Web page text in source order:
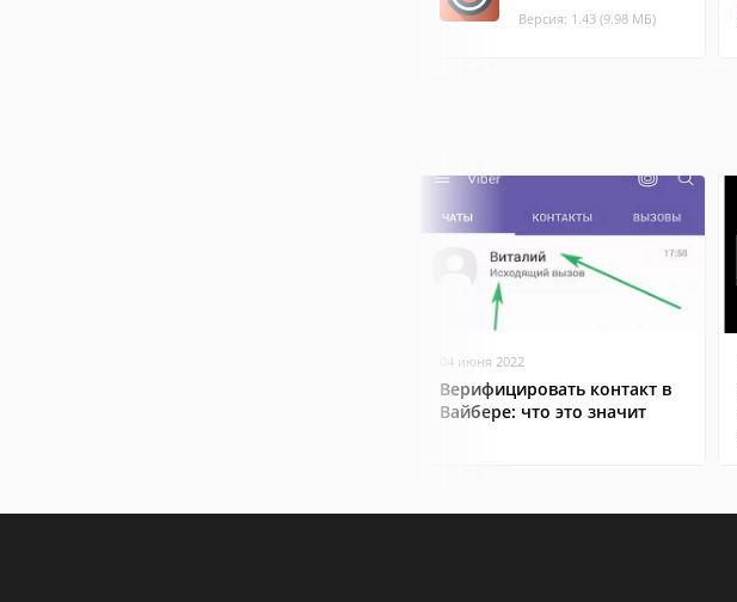
Версия: 1.43 (9.98 МБ)
04 июня 2022
Верифицировать контакт в
Вайбере: что это значит